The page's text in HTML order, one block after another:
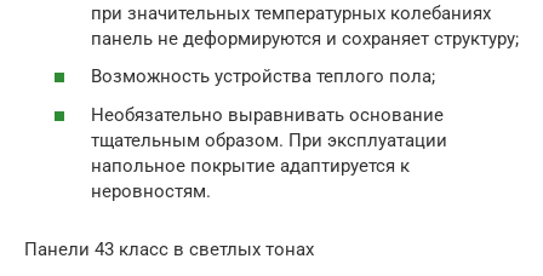
при значительных температурных колебаниях
панель не деформируются и сохраняет структуру;
Возможность устройства теплого пола;
Необязательно выравнивать основание
тщательным образом. При эксплуатации
напольное покрытие адаптируется к
неровностям.
Панели 43 класс в светлых тонах